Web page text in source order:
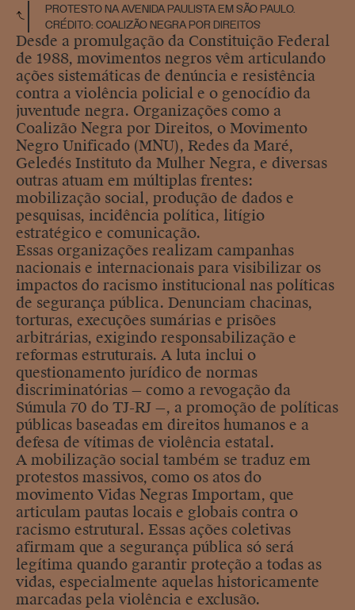
PROTESTO NA AVENIDA PAULISTA EM SÃO PAULO.
CRÉDITO: COALIZÃO NEGRA POR DIREITOS
Desde a promulgação da Constituição Federal
de 1988, movimentos negros vêm articulando
ações sistemáticas de denúncia e resistência
contra a violência policial e o genocídio da
juventude negra. Organizações como a
Coalizão Negra por Direitos, o Movimento
Negro Unificado (MNU), Redes da Maré,
Geledés Instituto da Mulher Negra, e diversas
outras atuam em múltiplas frentes:
mobilização social, produção de dados e
pesquisas, incidência política, litígio
estratégico e comunicação.
Essas organizações realizam campanhas
nacionais e internacionais para visibilizar os
impactos do racismo institucional nas políticas
de segurança pública. Denunciam chacinas,
torturas, execuções sumárias e prisões
arbitrárias, exigindo responsabilização e
reformas estruturais. A luta inclui o
questionamento jurídico de normas
discriminatórias — como a revogação da
Súmula 70 do TJ-RJ —, a promoção de políticas
públicas baseadas em direitos humanos e a
defesa de vítimas de violência estatal.
A mobilização social também se traduz em
protestos massivos, como os atos do
movimento Vidas Negras Importam, que
articulam pautas locais e globais contra o
racismo estrutural. Essas ações coletivas
afirmam que a segurança pública só será
legítima quando garantir proteção a todas as
vidas, especialmente aquelas historicamente
marcadas pela violência e exclusão.